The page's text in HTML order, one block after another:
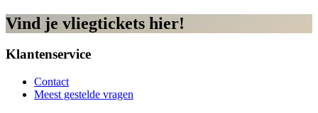
Vind je vliegtickets hier!
Klantenservice
Contact
Meest gestelde vragen